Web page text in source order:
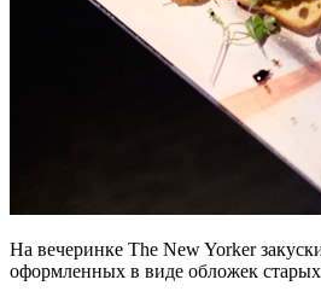
На вечеринке The New Yorker
оформленных в виде обложек